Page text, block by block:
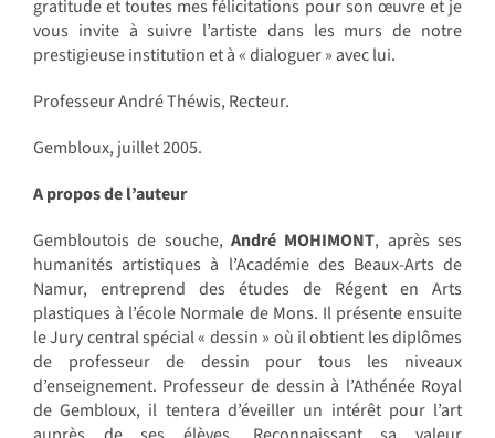
gratitude et toutes mes félicitations pour son œuvre et je
vous invite à suivre l’artiste dans les murs de notre
prestigieuse institution et à « dialoguer » avec lui.
Professeur André Théwis, Recteur.
Gembloux, juillet 2005.
A propos de l’auteur
Gembloutois de souche, André MOHIMONT, après ses
humanités artistiques à l’Académie des Beaux-Arts de
Namur, entreprend des études de Régent en Arts
plastiques à l’école Normale de Mons. Il présente ensuite
le Jury central spécial « dessin » où il obtient les diplômes
de professeur de dessin pour tous les niveaux
d’enseignement. Professeur de dessin à l’Athénée Royal
de Gembloux, il tentera d’éveiller un intérêt pour l’art